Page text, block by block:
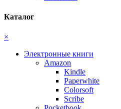
Каталог
×
Электронные книги
Amazon
Kindle
Paperwhite
Colorsoft
Scribe